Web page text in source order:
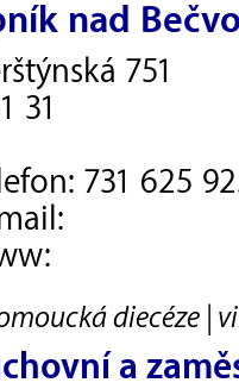
nad
751
31
731 625
diecéze |
a